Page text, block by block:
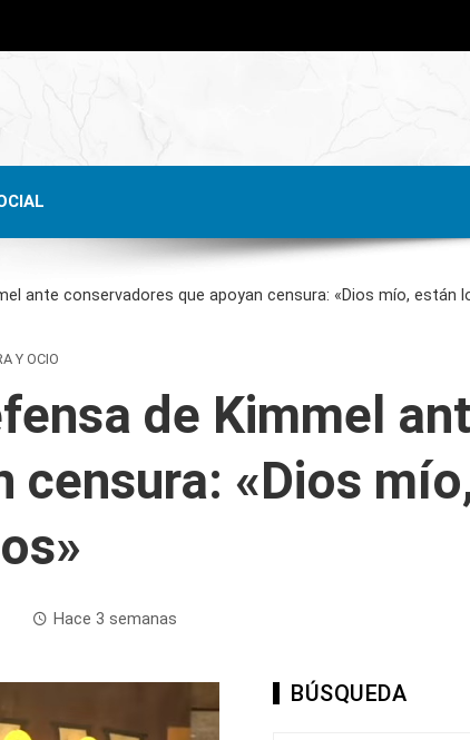
ante conservadores que apoyan censura: «Dios mío, están
Y OCIO
de Kimmel
«Dios
Hace 3 semanas
BÚSQUEDA